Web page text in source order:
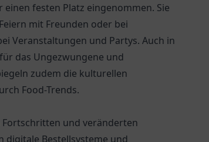
festen Platz eingenommen. Sie
mit Freunden oder bei
Veranstaltungen und Partys. Auch in
das Ungezwungene und
zudem die kulturellen
Food-Trends.
und veränderten
digitale Bestellsysteme und